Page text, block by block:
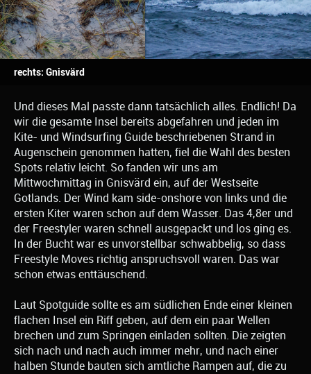
rechts: Gnisvärd
Und dieses Mal passte dann tatsächlich alles. Endlich! Da
wir die gesamte Insel bereits abgefahren und jeden im
Kite- und Windsurfing Guide beschriebenen Strand in
Augenschein genommen hatten, fiel die Wahl des besten
Spots relativ leicht. So fanden wir uns am
Mittwochmittag in Gnisvärd ein, auf der Westseite
Gotlands. Der Wind kam side-onshore von links und die
ersten Kiter waren schon auf dem Wasser. Das 4,8er und
der Freestyler waren schnell ausgepackt und los ging es.
In der Bucht war es unvorstellbar schwabbelig, so dass
Freestyle Moves richtig anspruchsvoll waren. Das war
schon etwas enttäuschend.
Laut Spotguide sollte es am südlichen Ende einer kleinen
flachen Insel ein Riff geben, auf dem ein paar Wellen
brechen und zum Springen einladen sollten. Die zeigten
sich nach und nach auch immer mehr, und nach einer
halben Stunde bauten sich amtliche Rampen auf, die zu